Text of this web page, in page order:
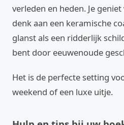
verleden en heden. Je
denk aan een keramische
glanst als een ridderlijk
bent door eeuwenoude
Het is de perfecte setting
weekend of een luxe uitje.